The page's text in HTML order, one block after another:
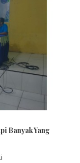
Banyak Yang